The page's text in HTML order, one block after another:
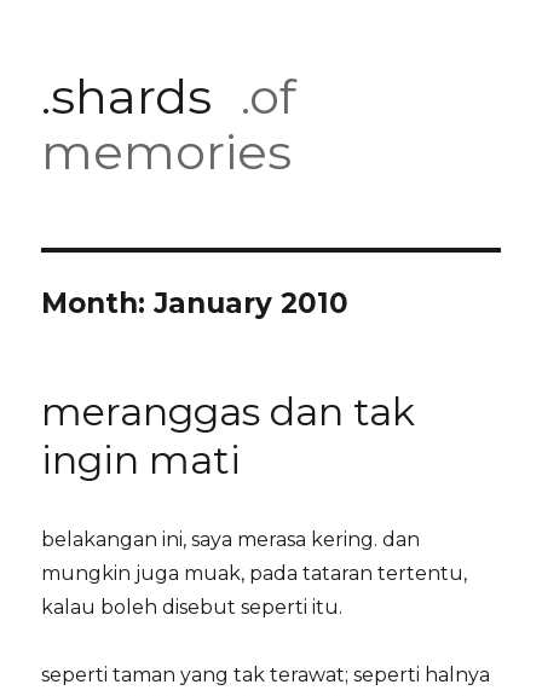
.shards .of
memories
Month:January 2010
meranggas dan tak
ingin mati
belakangan ini, saya merasa kering. dan
mungkin juga muak, pada tataran tertentu,
kalau boleh disebut seperti itu.
seperti taman yang tak terawat; seperti halnya